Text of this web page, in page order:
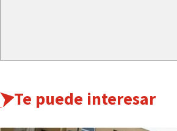
Te puede interesar